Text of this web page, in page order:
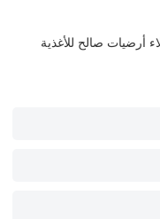
أرضيات صالح للأغذية